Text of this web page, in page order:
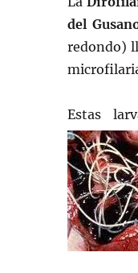
del
redondo)
Estas